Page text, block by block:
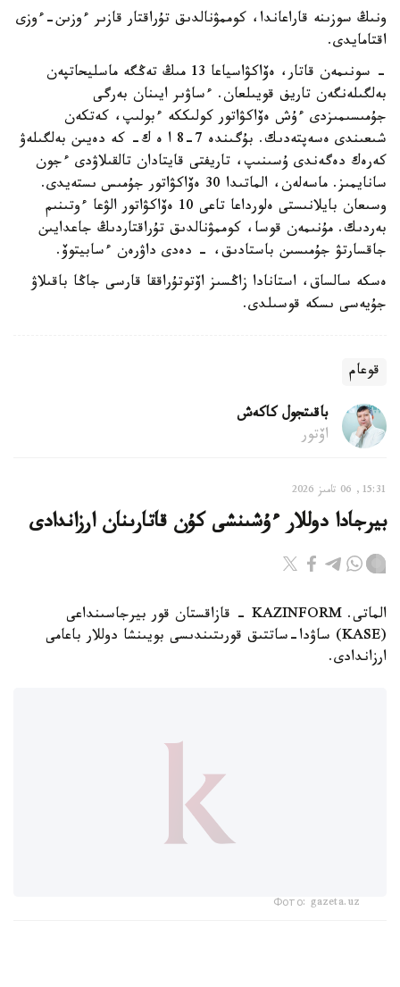
ونىڭ سوزىنە قاراعاندا، كوممۋنالدىق تۇراقتار قازىر ءوزىن-ءوزى
اقتامايدى.
- سونىمەن قاتار، ەۆاكۋاسياعا 13 مىڭ تەڭگە ماسليحاتپەن
بەلگىلەنگەن تاريف قويىلعان. ءساۋىر ايىنان بەرگى
جۇمىسىمىزدى ءۇش ەۆاكۋاتور كولىككە ءبولىپ، كەتكەن
شىعىندى ەسەپتەدىك. بۇگىندە 7-8 ا ە ك- كە دەيىن بەلگىلەۋ
كەرەك دەگەندى ۇسىنىپ، تاريفتى قايتادان تالقىلاۋدى ءجون
سانايمىز. ماسەلەن، الماتىدا 30 ەۆاكۋاتور جۇمىس ىستەيدى.
وسىعان بايلانىستى ەلورداعا تاعى 10 ەۆاكۋاتور الۋعا ءوتىنىم
بەردىك. مۇنىمەن قوسا، كوممۋنالدىق تۇراقتاردىڭ جاعدايىن
جاقسارتۋ جۇمىسىن باستادىق، - دەدى داۋرەن ءسابيتوۆ.
ەسكە سالساق، استانادا زاڭسىز اۆتوتۇراققا قارسى جاڭا باقىلاۋ
جۇيەسى ىسكە قوسىلدى.
قوعام
باقىتجول كاكەش
اۆتور
15:31, 06 تامىز 2026
بيرجادا دوللار ءۇشىنشى كۇن قاتارىنان ارزاندادى
الماتى. KAZINFORM - قازاقستان قور بيرجاسىنداعى
(KASE) ساۋدا-ساتتىق قورىتىندىسى بويىنشا دوللار باعامى
ارزاندادى.
Фото: gazeta.uz